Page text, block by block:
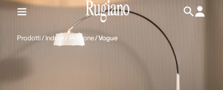
/
Prodotti / Indoor/Poltrone/ Vogue